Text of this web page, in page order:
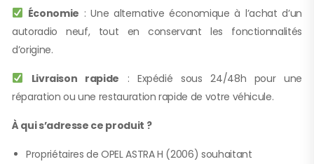
Économie : Une alternative économique à l’achat d’un
autoradio neuf, tout en conservant les fonctionnalités
d’origine.
Livraison rapide : Expédié sous 24/48h pour une
réparation ou une restauration rapide de votre véhicule.
À qui s’adresse ce produit ?
Propriétaires de OPEL ASTRA H (2006) souhaitant